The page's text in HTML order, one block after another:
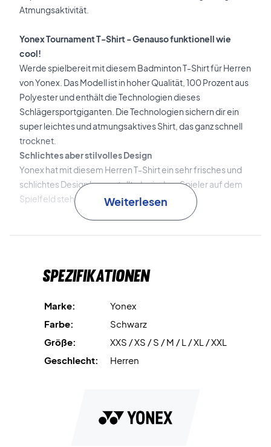
Atmungsaktivität.
Yonex Tournament T-Shirt - Genauso funktionell wie
cool!
Werde spielbereit mit diesem Badminton T-Shirt für Herren
von Yonex. Das Modell ist in hoher Qualität, 100 Prozent aus
Polyester und enthält die Technologien dieses
Schlägersportgiganten. Die Technologien sichern dir ein
super leichtes und atmungsaktives Shirt, das ganz schnell
trocknet.
Schlichtes aber stilvolles Design
Yonex hat mit diesem Herren T-Shirt ein sehr frisches und
schlichtes Design hergestellt, das jedem Spieler auf dem
Spielfeld stehen wird.Weiterlesen
Spezifikationen
Marke:
Yonex
Farbe:
Schwarz
Größe:
XXS / XS / S / M / L / XL / XXL
Geschlecht:
Herren